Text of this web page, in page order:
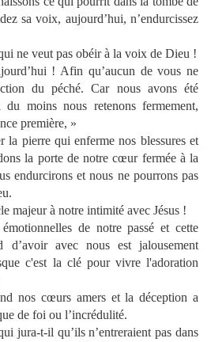
sa voix, aujourd’hui, n’endurcissez
ne veut pas obéir à la voix de Dieu !
! Afin qu’aucun de vous ne
du péché. Car nous avons été
moins nous retenons fermement,
première, »
la pierre qui enferme nos blessures et
la porte de notre cœur fermée à la
endurcirons et nous ne pourrons pas
majeur à notre intimité avec Jésus !
de notre passé et cette
avec nous est jalousement
c'est la clé pour vivre l'adoration
nos cœurs amers et la déception a
de foi ou l’incrédulité.
jura-t-il qu’ils n’entreraient pas dans